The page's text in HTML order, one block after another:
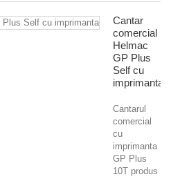
Cantar
comercial
Helmac
GP Plus
Self cu
imprimanta
Cantarul
comercial
cu
imprimanta
GP Plus
10T produs